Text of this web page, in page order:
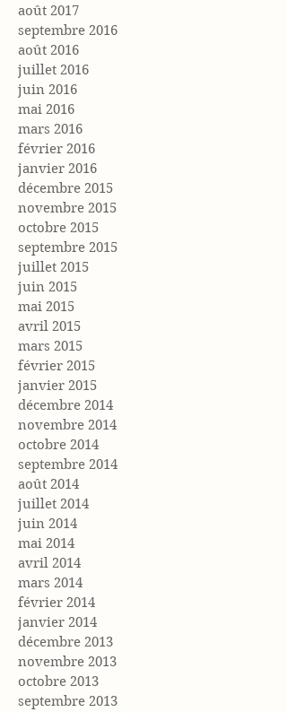
août 2017
septembre 2016
août 2016
juillet 2016
juin 2016
mai 2016
mars 2016
février 2016
janvier 2016
décembre 2015
novembre 2015
octobre 2015
septembre 2015
juillet 2015
juin 2015
mai 2015
avril 2015
mars 2015
février 2015
janvier 2015
décembre 2014
novembre 2014
octobre 2014
septembre 2014
août 2014
juillet 2014
juin 2014
mai 2014
avril 2014
mars 2014
février 2014
janvier 2014
décembre 2013
novembre 2013
octobre 2013
septembre 2013